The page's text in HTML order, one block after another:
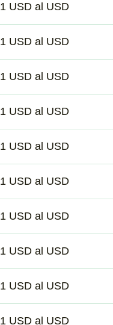
1 USD al USD
1 USD al USD
1 USD al USD
1 USD al USD
1 USD al USD
1 USD al USD
1 USD al USD
1 USD al USD
1 USD al USD
1 USD al USD